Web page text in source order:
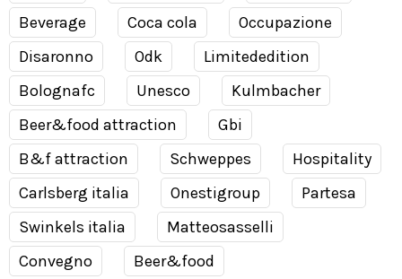
Beverage
Coca cola
Occupazione
Disaronno
Odk
Limitededition
Bolognafc
Unesco
Kulmbacher
Beer&food attraction
Gbi
B&f attraction
Schweppes
Hospitality
Carlsberg italia
Onestigroup
Partesa
Swinkels italia
Matteosasselli
Convegno
Beer&food